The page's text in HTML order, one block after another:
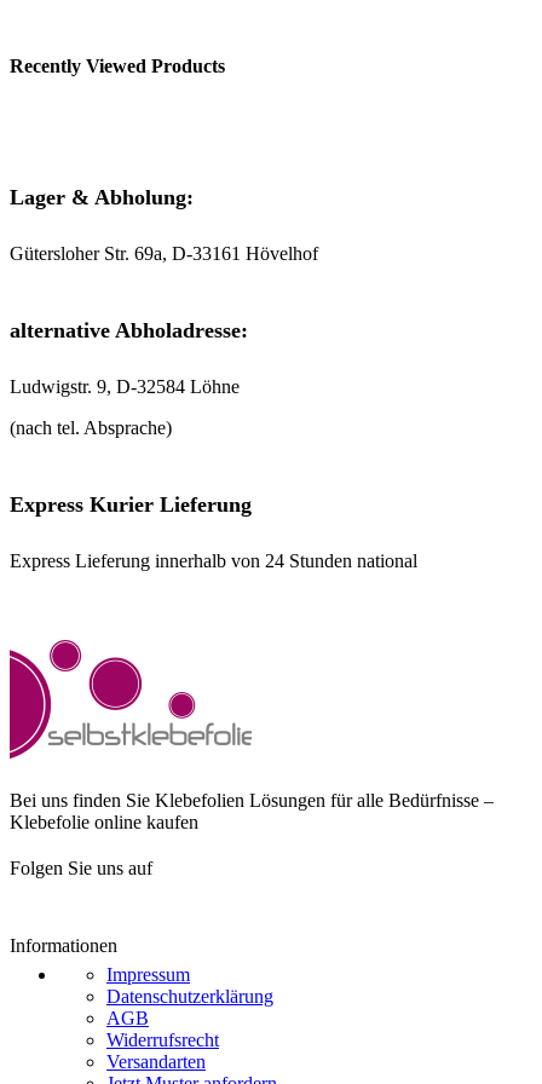
Recently Viewed Products
Lager & Abholung:
Gütersloher Str. 69a, D-33161 Hövelhof
alternative Abholadresse:
Ludwigstr. 9, D-32584 Löhne
(nach tel. Absprache)
Express Kurier Lieferung
Express Lieferung innerhalb von 24 Stunden national
Bei uns finden Sie Klebefolien Lösungen für alle Bedürfnisse –
Klebefolie online kaufen
Folgen Sie uns auf
Informationen
Impressum
Datenschutzerklärung
AGB
Widerrufsrecht
Versandarten